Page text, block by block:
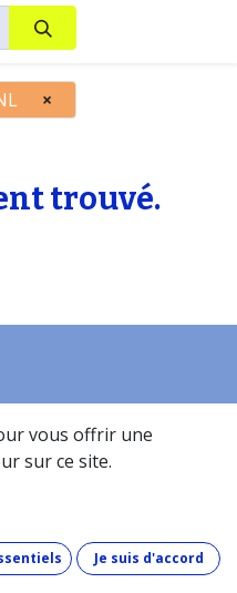
×
trouvé.
?
?
à jour ?
vous offrir une
sur ce site.
Je suis d'accord